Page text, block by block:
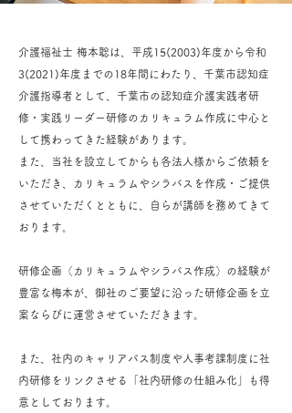
介護福祉士 梅本聡は、平成15(2003)年度から令和
3(2021)年度までの18年間にわたり、千葉市認知症
介護指導者として、千葉市の認知症介護実践者研
修・実践リーダー研修のカリキュラム作成に中心と
して携わってきた経験があります。
また、当社を設立してからも各法人様からご依頼を
いただき、カリキュラムやシラバスを作成・ご提供
させていただくとともに、自らが講師を務めてきて
おります。
研修企画（カリキュラムやシラバス作成）の経験が
豊富な梅本が、御社のご要望に沿った研修企画を立
案ならびに運営させていただきます。
また、社内のキャリアパス制度や人事考課制度に社
内研修をリンクさせる「社内研修の仕組み化」も得
意としております。